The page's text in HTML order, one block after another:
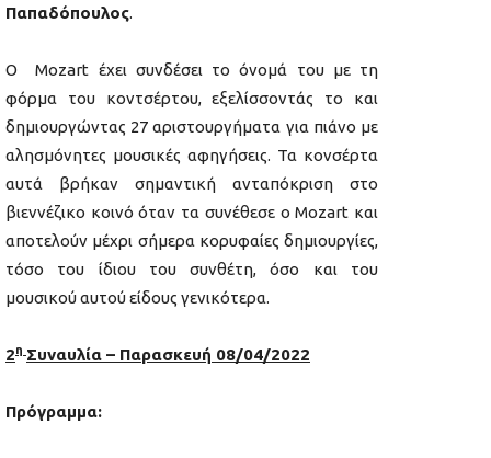
Παπαδόπουλος.
Ο Mozart έχει συνδέσει το όνομά του με τη
φόρμα του κοντσέρτου, εξελίσσοντάς το και
δημιουργώντας 27 αριστουργήματα για πιάνο με
αλησμόνητες μουσικές αφηγήσεις. Τα κονσέρτα
αυτά βρήκαν σημαντική ανταπόκριση στο
βιεννέζικο κοινό όταν τα συνέθεσε ο Μozart και
αποτελούν μέχρι σήμερα κορυφαίες δημιουργίες,
τόσο του ίδιου του συνθέτη, όσο και του
μουσικού αυτού είδους γενικότερα.
2η Συναυλία – Παρασκευή 08/04/2022
Πρόγραμμα: